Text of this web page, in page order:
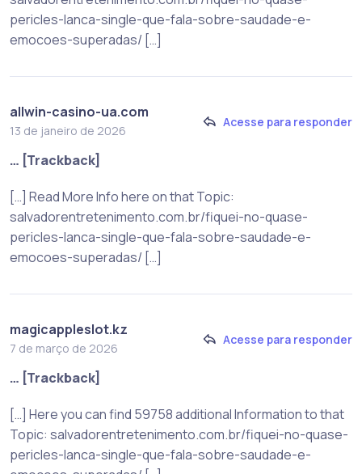
pericles-lanca-single-que-fala-sobre-saudade-e-
emocoes-superadas/ […]
allwin-casino-ua.com
13 de janeiro de 2026
Acesse para responder
… [Trackback]
[…] Read More Info here on that Topic:
salvadorentretenimento.com.br/fiquei-no-quase-
pericles-lanca-single-que-fala-sobre-saudade-e-
emocoes-superadas/ […]
magicappleslot.kz
7 de março de 2026
Acesse para responder
… [Trackback]
[…] Here you can find 59758 additional Information to that
Topic: salvadorentretenimento.com.br/fiquei-no-quase-
pericles-lanca-single-que-fala-sobre-saudade-e-